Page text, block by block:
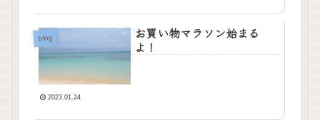
blog
お買い物マラソン始まる
よ！
2023.01.24